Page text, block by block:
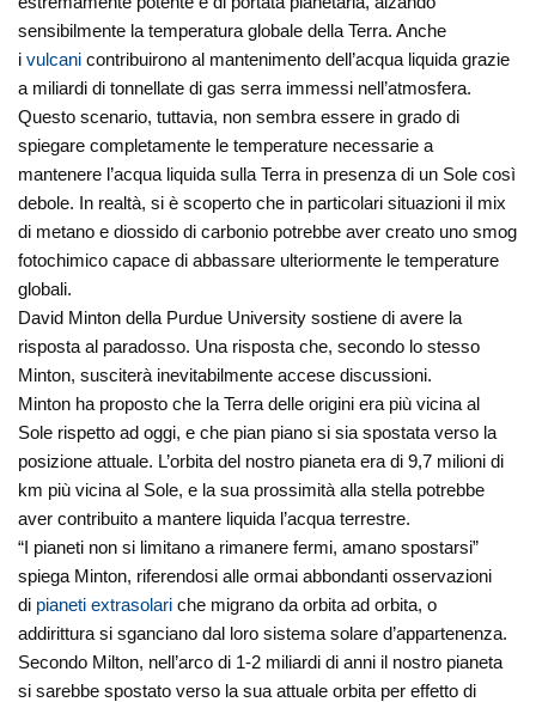
sensibilmente la temperatura globale della Terra. Anche
ivulcani contribuirono al mantenimento dell’acqua liquida grazie
a miliardi di tonnellate di gas serra immessi nell’atmosfera.
Questo scenario, tuttavia, non sembra essere in grado di
spiegare completamente le temperature necessarie a
mantenere l’acqua liquida sulla Terra in presenza di un Sole così
debole. In realtà, si è scoperto che in particolari situazioni il mix
di metano e diossido di carbonio potrebbe aver creato uno smog
fotochimico capace di abbassare ulteriormente le temperature
globali.
David Minton della Purdue University sostiene di avere la
risposta al paradosso. Una risposta che, secondo lo stesso
Minton, susciterà inevitabilmente accese discussioni.
Minton ha proposto che la Terra delle origini era più vicina al
Sole rispetto ad oggi, e che pian piano si sia spostata verso la
posizione attuale. L’orbita del nostro pianeta era di 9,7 milioni di
km più vicina al Sole, e la sua prossimità alla stella potrebbe
aver contribuito a mantere liquida l’acqua terrestre.
“I pianeti non si limitano a rimanere fermi, amano spostarsi”
spiega Minton, riferendosi alle ormai abbondanti osservazioni
di pianeti extrasolari che migrano da orbita ad orbita, o
addirittura si sganciano dal loro sistema solare d’appartenenza.
Secondo Milton, nell’arco di 1-2 miliardi di anni il nostro pianeta
si sarebbe spostato verso la sua attuale orbita per effetto di